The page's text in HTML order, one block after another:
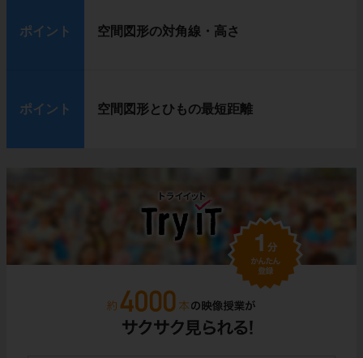
ポイント 空間図形の対角線・高さ
ポイント 空間図形とひもの最短距離